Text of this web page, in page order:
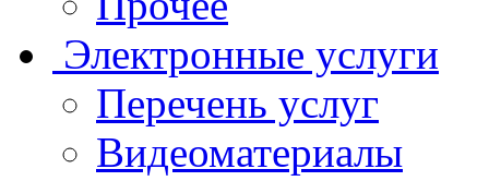
Электронные услуги
Перечень услуг
Видеоматериалы